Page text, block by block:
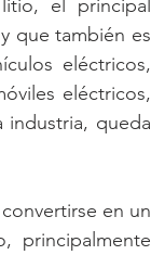
el principal
que también es
eléctricos,
eléctricos,
industria, queda
en un
principalmente